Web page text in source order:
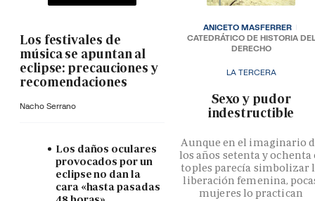
Los festivales de
música se apuntan al
eclipse: precauciones y
recomendaciones
Nacho Serrano
Los daños oculares
provocados por un
eclipse no dan la
cara «hasta pasadas
LA TERCERA
­Sexo y pudor
indestructible
Aunque en el imaginario
los años setenta y ochenta
toples parecía simbolizar
liberación femenina,
mujeres lo practican
ANICETO MASFERRER
CATEDRÁTICO DE HISTORIA DEL
DERECHO